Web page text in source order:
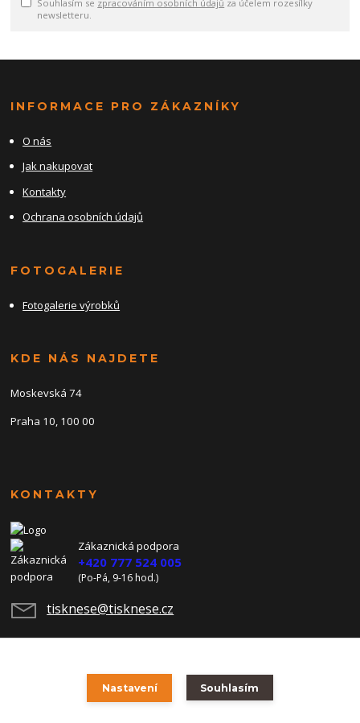
Souhlasím se zpracováním osobních údajů za účelem rozesílky
newsletteru.
INFORMACE PRO ZÁKAZNÍKY
O nás
Jak nakupovat
Kontakty
Ochrana osobních údajů
FOTOGALERIE
Fotogalerie výrobků
KDE NÁS NAJDETE
Moskevská 74
Praha 10, 100 00
KONTAKTY
Zákaznická podpora
+420 777 524 005
(Po-Pá, 9-16 hod.)
tisknese@tisknese.cz
Nastavení Souhlasím